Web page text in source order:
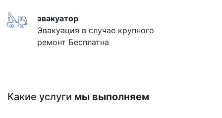
эвакуатор
Эвакуация в случае крупного
ремонт Бесплатна
Какие услуги мы выполняем